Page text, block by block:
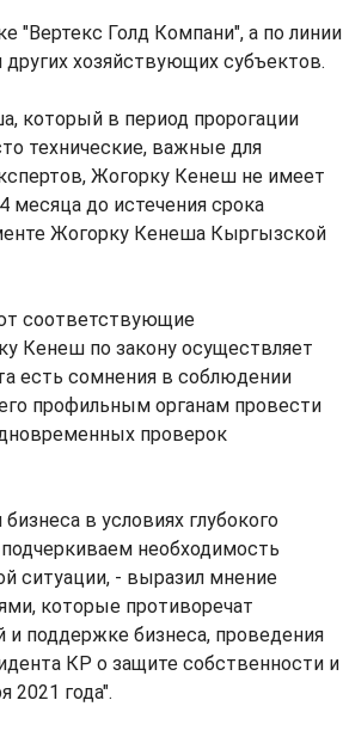
"Вертекс Голд Компани", а по линии
других хозяйствующих субъектов.
который в период пророгации
технические, важные для
Жогорку Кенеш не имеет
месяца до истечения срока
Жогорку Кенеша Кыргызской
соответствующие
Кенеш по закону осуществляет
есть сомнения в соблюдении
профильным органам провести
проверок
в условиях глубокого
необходимость
ситуации, - выразил мнение
которые противоречат
и поддержке бизнеса, проведения
КР о защите собственности и
2021 года".